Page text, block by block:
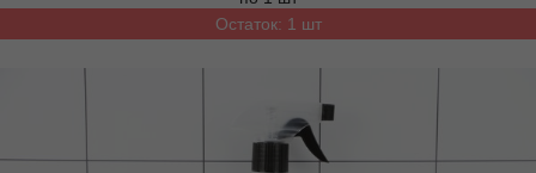
Остаток: 1 шт